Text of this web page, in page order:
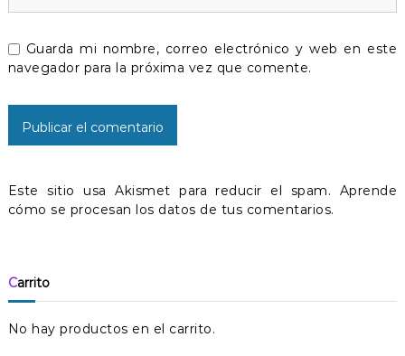
r
a
d
a
s
Guarda mi nombre, correo electrónico y web en este
navegador para la próxima vez que comente.
Este sitio usa Akismet para reducir el spam. Aprende
cómo se procesan los datos de tus comentarios.
Carrito
No hay productos en el carrito.